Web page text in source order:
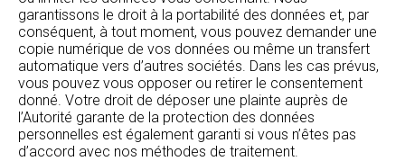
garantissons le droit à la portabilité des données et, par
conséquent, à tout moment, vous pouvez demander une
copie numérique de vos données ou même un transfert
automatique vers d’autres sociétés. Dans les cas prévus,
vous pouvez vous opposer ou retirer le consentement
donné. Votre droit de déposer une plainte auprès de
l’Autorité garante de la protection des données
personnelles est également garanti si vous n’êtes pas
d’accord avec nos méthodes de traitement.